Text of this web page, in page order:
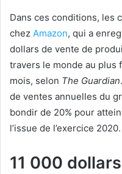
Dans ces conditions, les
chez Amazon, qui a
dollars de vente de
travers le monde au plus
mois, selon The Guardian
de ventes annuelles du
bondir de 20% pour
l’issue de l’exercice 2020.
11 000